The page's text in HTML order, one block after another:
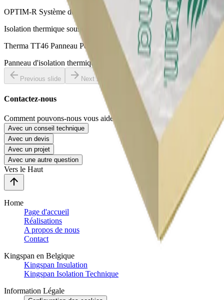
OPTIM-R Système de toiture
Isolation thermique sous vide pour balcons, terrasses et toitures
Therma TT46 Panneau Pente Intégrée Toiture Plate
Panneau d'isolation thermique en mousse PIR pour toitures plates
Previous slide Next slide
Contactez-nous
Comment pouvons-nous vous aider ?
Avec un conseil technique
Avec un devis
Avec un projet
Avec une autre question
Vers le Haut
Home
Page d'accueil
Réalisations
A propos de nous
Contact
Kingspan en Belgique
Kingspan Insulation
Kingspan Isolation Technique
Information Légale